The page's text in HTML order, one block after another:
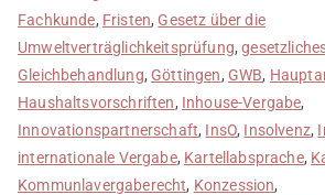
Fachkunde, Fristen, Gesetz über die
Umweltverträglichkeitsprüfung,
Gleichbehandlung, Göttingen, GWB,
Haushaltsvorschriften, Inhouse-Vergabe,
Innovationspartnerschaft, InsO, Insolvenz,
internationale Vergabe, Kartellabsprache,
Kommunlavergaberecht, Konzession,